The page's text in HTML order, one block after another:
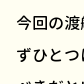
今回の
ずひと